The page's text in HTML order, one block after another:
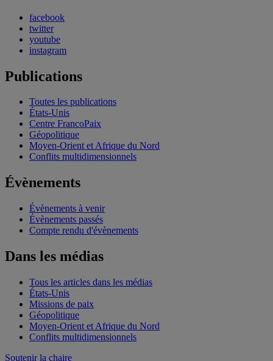
facebook
twitter
youtube
instagram
Publications
Toutes les publications
États-Unis
Centre FrancoPaix
Géopolitique
Moyen-Orient et Afrique du Nord
Conflits multidimensionnels
Évènements
Évènements à venir
Évènements passés
Compte rendu d'évènements
Dans les médias
Tous les articles dans les médias
États-Unis
Missions de paix
Géopolitique
Moyen-Orient et Afrique du Nord
Conflits multidimensionnels
Soutenir la chaire